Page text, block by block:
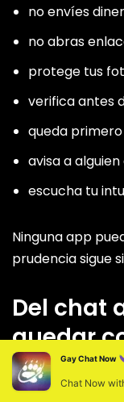
no envíes
no abras
protege tus
verifica antes
queda
avisa a
escucha tu
Ninguna app
prudencia sigue
Del chat
quedar
Pasar del chat a
Gay Chat Now
Chat Now